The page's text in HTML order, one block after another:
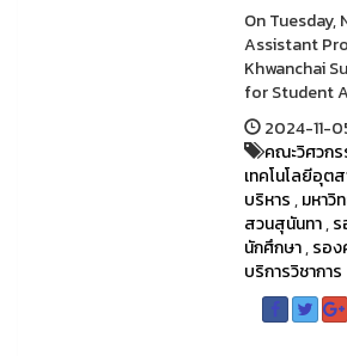
On Tuesday,
Assistant
Khwanchai
for Student
2024-11-
คณะวิศวก
เทคโนโลยีอุต
บริหาร,มหาวิ
สวนสุนันทา,
นักศึกษา,รอ
บริการวิชาการ